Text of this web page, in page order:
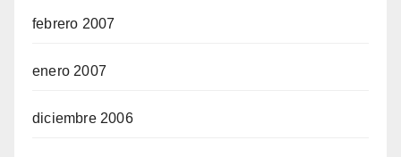
febrero 2007
enero 2007
diciembre 2006